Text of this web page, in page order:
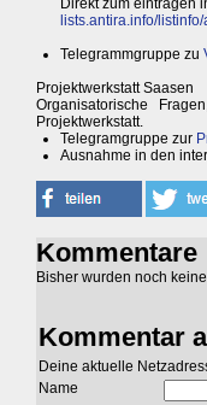
Direkt zum eintragen
lists.antira.info/
Telegrammgruppe zu
Projektwerkstatt Saasen
Organisatorische
Projektwerkstatt.
Telegramgruppe zur
Ausnahme in den
Kommentare
Bisher wurden noch
Kommentar
Deine aktuelle
Name